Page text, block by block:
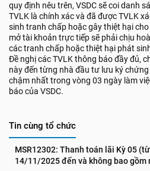
quy định nêu trên, VSDC sẽ coi danh
TVLK là chính xác và đã được TVLK
sinh tranh chấp hoặc gây thiệt hại
mở tài khoản trực tiếp sẽ phải chịu
các tranh chấp hoặc thiệt hại phát
Đề nghị các TVLK thông báo đầy đủ,
này đến từng nhà đầu tư lưu ký
chậm nhất trong vòng 03 ngày làm
báo của VSDC.
Tin cùng tổ chức
MSR12302: Thanh toán lãi Kỳ 05
14/11/2025 đến và không bao